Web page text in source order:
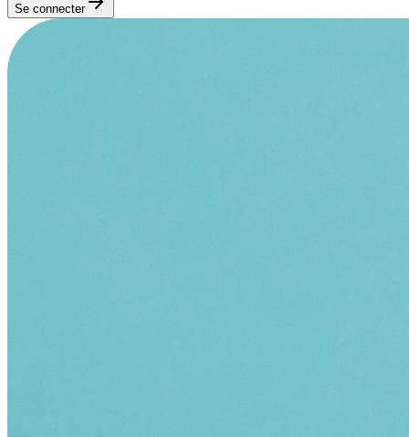
Se connecter